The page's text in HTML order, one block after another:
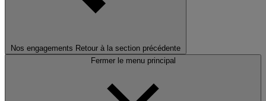
Nos engagements Retour à la section précédente
Fermer le menu principal